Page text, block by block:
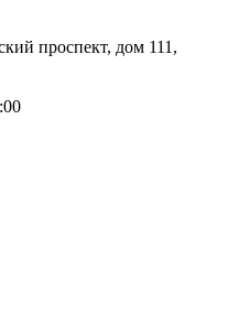
проспект, дом 111,